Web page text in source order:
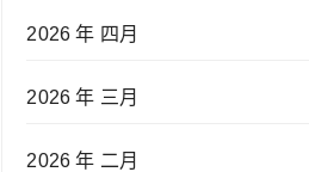
2026 年 四月
2026 年 三月
2026 年 二月